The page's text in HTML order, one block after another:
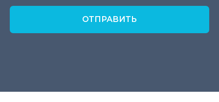
ОТПРАВИТЬ